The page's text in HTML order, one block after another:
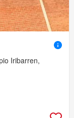
Iribarren,